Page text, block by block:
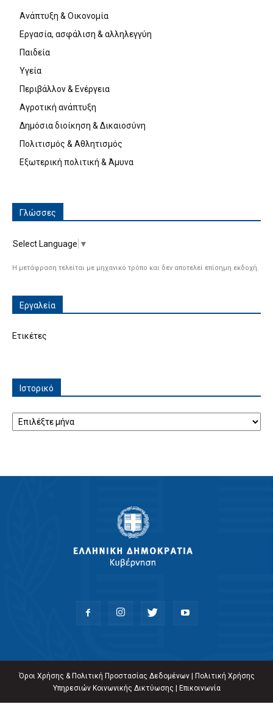
Ανάπτυξη & Οικονομία
Εργασία, ασφάλιση & αλληλεγγύη
Παιδεία
Υγεία
Περιβάλλον & Ενέργεια
Αγροτική ανάπτυξη
Δημόσια διοίκηση & Δικαιοσύνη
Πολιτισμός & Αθλητισμός
Εξωτερική πολιτική & Άμυνα
Γλώσσες
Select Language ▼
Η μετάφραση τελείται με μηχανικό τρόπο και δεν αποτελεί επίσημη εκδοχή.
Εργαλεία
Ετικέτες
Ιστορικό
Όροι Χρήσης & Πολιτική Προστασίας Δεδομένων| Πολιτική Χρήσης
Υπηρεσιών Κοινωνικής Δικτύωσης | Επικοινωνία